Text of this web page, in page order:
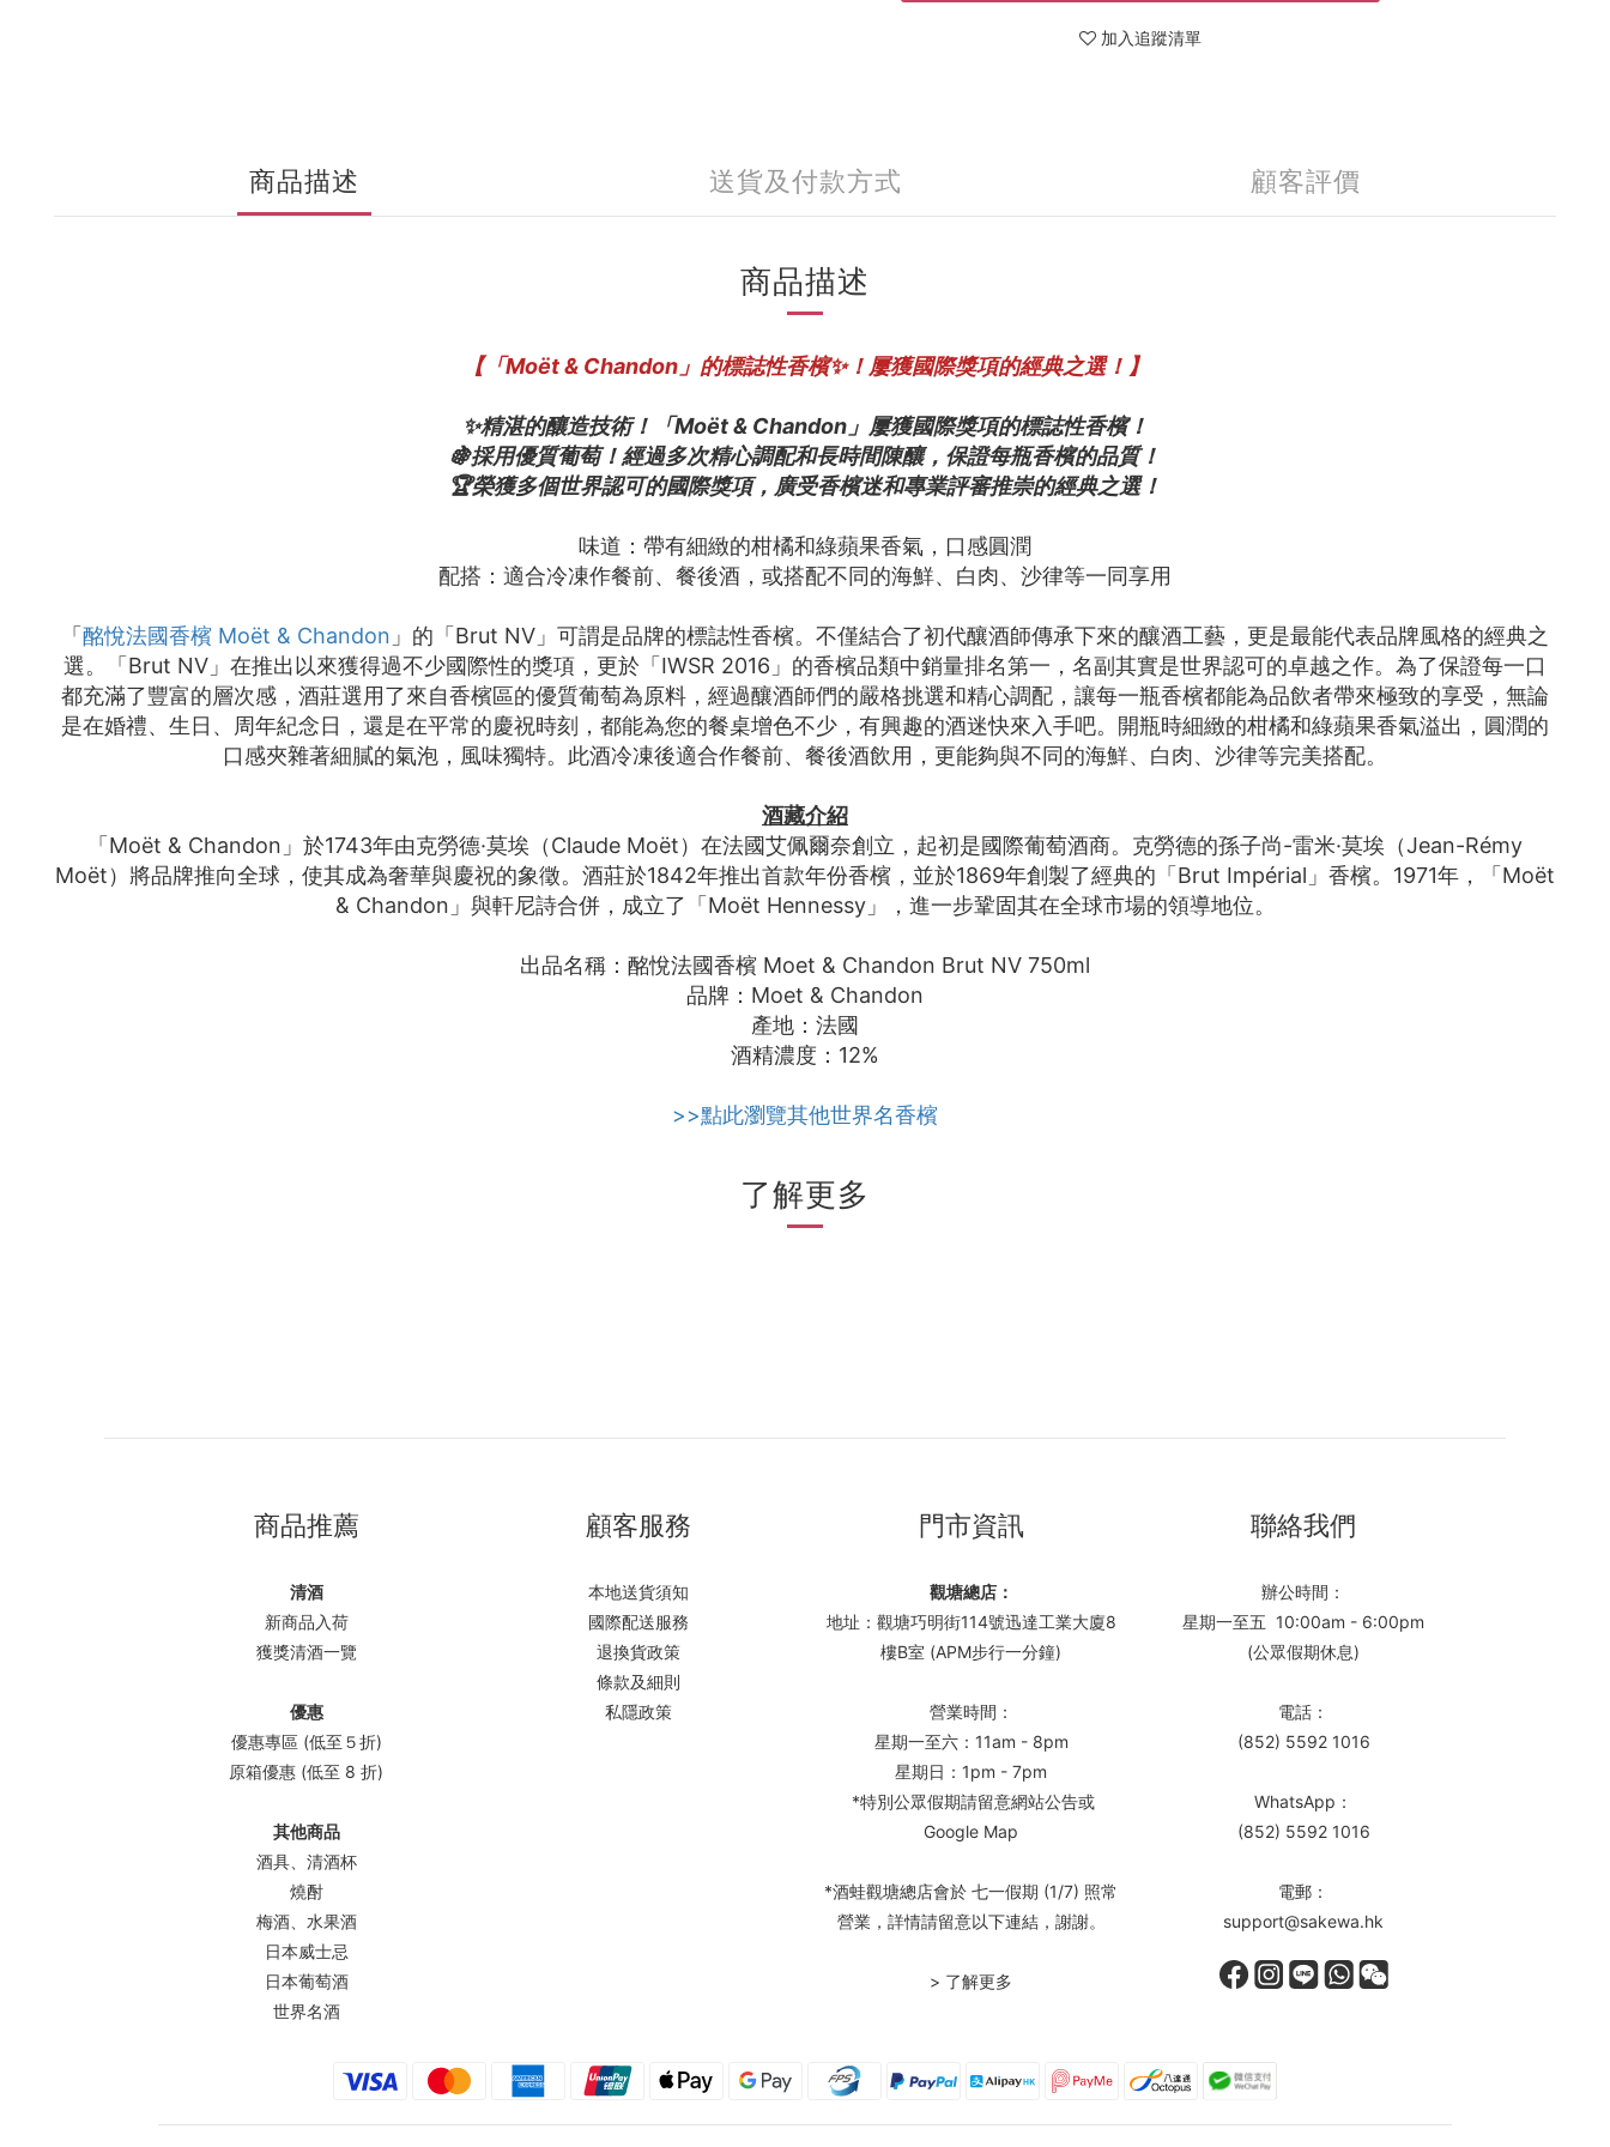
加入追蹤清單
商品描述 送貨及付款方式 顧客評價
商品描述
【「Moët & Chandon」的標誌性香檳✨！屢獲國際獎項的經典之選！】
✨精湛的釀造技術！「Moët & Chandon」屢獲國際獎項的標誌性香檳！
🍇採用優質葡萄！經過多次精心調配和長時間陳釀，保證每瓶香檳的品質！
🏆榮獲多個世界認可的國際獎項，廣受香檳迷和專業評審推崇的經典之選！
味道：帶有細緻的柑橘和綠蘋果香氣，口感圓潤
配搭：適合冷凍作餐前、餐後酒，或搭配不同的海鮮、白肉、沙律等一同享用
「 酩悅法國香檳 Moët & Chandon 」的「Brut NV」可謂是品牌的標誌性香檳。不僅結合了初代釀酒師傳承下來的釀酒工藝，更是最能代表品牌風格的經典之
選。「Brut NV」在推出以來獲得過不少國際性的獎項，更於「IWSR 2016」的香檳品類中銷量排名第一，名副其實是世界認可的卓越之作。為了保證每一口
都充滿了豐富的層次感，酒莊選用了來自香檳區的優質葡萄為原料，經過釀酒師們的嚴格挑選和精心調配，讓每一瓶香檳都能為品飲者帶來極致的享受，無論
是在婚禮、生日、周年紀念日，還是在平常的慶祝時刻，都能為您的餐桌增色不少，有興趣的酒迷快來入手吧。開瓶時細緻的柑橘和綠蘋果香氣溢出，圓潤的
口感夾雜著細膩的氣泡，風味獨特。此酒冷凍後適合作餐前、餐後酒飲用，更能夠與不同的海鮮、白肉、沙律等完美搭配。
酒藏介紹
「Moët & Chandon」於1743年由克勞德·莫埃（Claude Moët）在法國艾佩爾奈創立，起初是國際葡萄酒商。克勞德的孫子尚-雷米·莫埃（Jean-Rémy
Moët）將品牌推向全球，使其成為奢華與慶祝的象徵。酒莊於1842年推出首款年份香檳，並於1869年創製了經典的「Brut Impérial」香檳。1971年，「Moët
& Chandon」與軒尼詩合併，成立了「Moët Hennessy」，進一步鞏固其在全球市場的領導地位。
出品名稱：酩悅法國香檳 Moet & Chandon Brut NV 750ml
品牌：Moet & Chandon
產地：法國
酒精濃度：12%
>>點此瀏覽其他世界名香檳
了解更多
商品推薦
清酒
新商品入荷
獲獎清酒一覽
優惠
優惠專區 (低至５折)
原箱優惠 (低至 8 折)
其他商品
酒具、清酒杯
燒酎
梅酒、水果酒
日本威士忌
日本葡萄酒
世界名酒
顧客服務
本地送貨須知
國際配送服務
退換貨政策
條款及細則
私隱政策
門市資訊
觀塘總店：
地址：觀塘巧明街114號迅達工業大廈8
樓B室 (APM步行一分鐘)
營業時間：
星期一至六：11am - 8pm
星期日：1pm - 7pm
*特別公眾假期請留意網站公告或
Google Map
*酒蛙觀塘總店會於 七一假期 (1/7) 照常
營業，詳情請留意以下連結，謝謝。
> 了解更多
聯絡我們
辦公時間：
星期一至五 10:00am - 6:00pm
(公眾假期休息)
電話：
(852) 5592 1016
WhatsApp：
(852) 5592 1016
電郵：
support@sakewa.hk